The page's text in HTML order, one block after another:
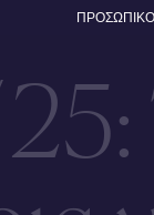
ΠΡΟΣΩΠΙΚO